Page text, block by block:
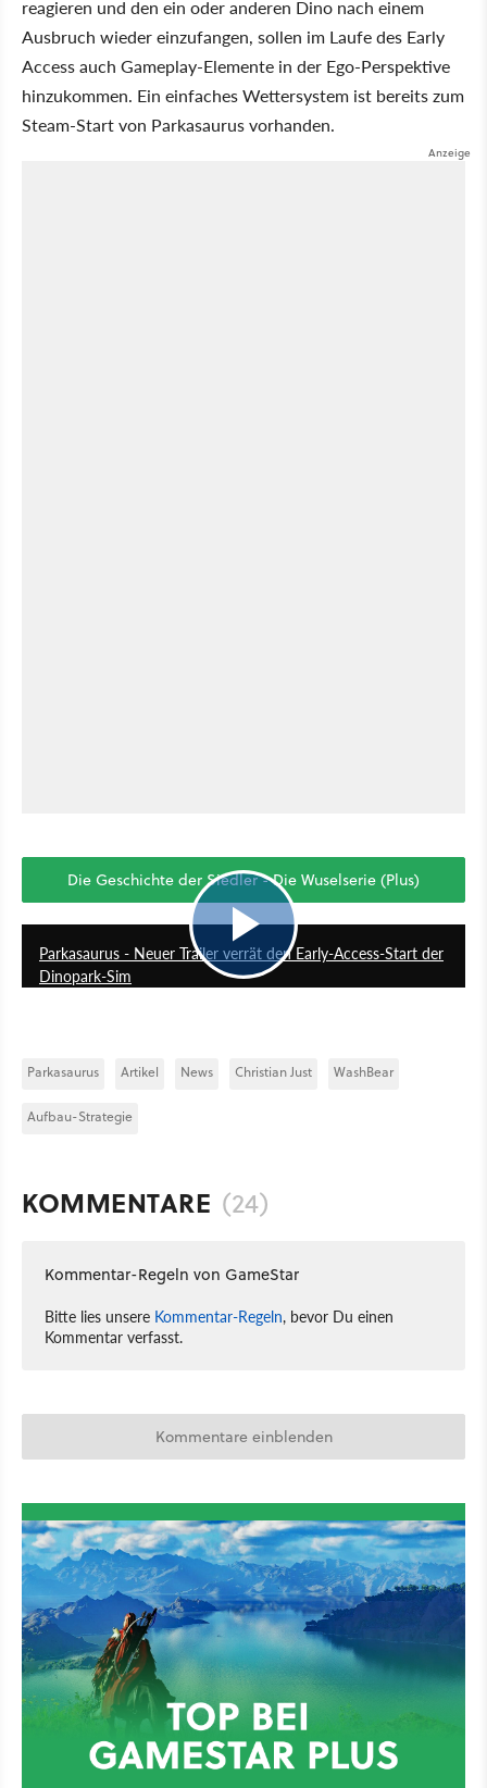
reagieren und den ein oder anderen Dino nach einem
Ausbruch wieder einzufangen, sollen im Laufe des Early
Access auch Gameplay-Elemente in der Ego-Perspektive
hinzukommen. Ein einfaches Wettersystem ist bereits zum
Steam-Start von Parkasaurus vorhanden.
Die Geschichte der Siedler - Die Wuselserie (Plus)
1:03
Parkasaurus - Neuer Trailer verrät den Early-Access-Start der
Dinopark-Sim
Parkasaurus Artikel News Christian Just WashBear
Aufbau-Strategie
KOMMENTARE (24)
Kommentar-Regeln von GameStar
Bitte lies unsere Kommentar-Regeln, bevor Du einen
Kommentar verfasst.
Kommentare einblenden